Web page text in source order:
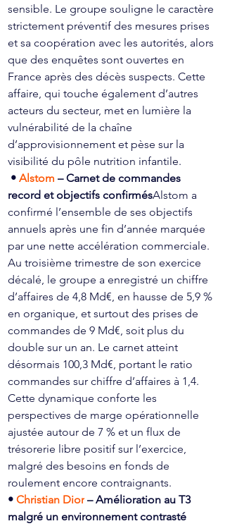
sensible. Le groupe souligne le caractère
strictement préventif des mesures prises
et sa coopération avec les autorités, alors
que des enquêtes sont ouvertes en
France après des décès suspects. Cette
affaire, qui touche également d’autres
acteurs du secteur, met en lumière la
vulnérabilité de la chaîne
d’approvisionnement et pèse sur la
visibilité du pôle nutrition infantile.
• Alstom – Carnet de commandes
record et objectifs confirmésAlstom a
confirmé l’ensemble de ses objectifs
annuels après une fin d’année marquée
par une nette accélération commerciale.
Au troisième trimestre de son exercice
décalé, le groupe a enregistré un chiffre
d’affaires de 4,8 Md€, en hausse de 5,9 %
en organique, et surtout des prises de
commandes de 9 Md€, soit plus du
double sur un an. Le carnet atteint
désormais 100,3 Md€, portant le ratio
commandes sur chiffre d’affaires à 1,4.
Cette dynamique conforte les
perspectives de marge opérationnelle
ajustée autour de 7 % et un flux de
trésorerie libre positif sur l’exercice,
malgré des besoins en fonds de
roulement encore contraignants.
• Christian Dior – Amélioration au T3
malgré un environnement contrasté